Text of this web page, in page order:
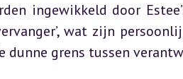
ingewikkeld door
wat zijn
dunne grens tussen